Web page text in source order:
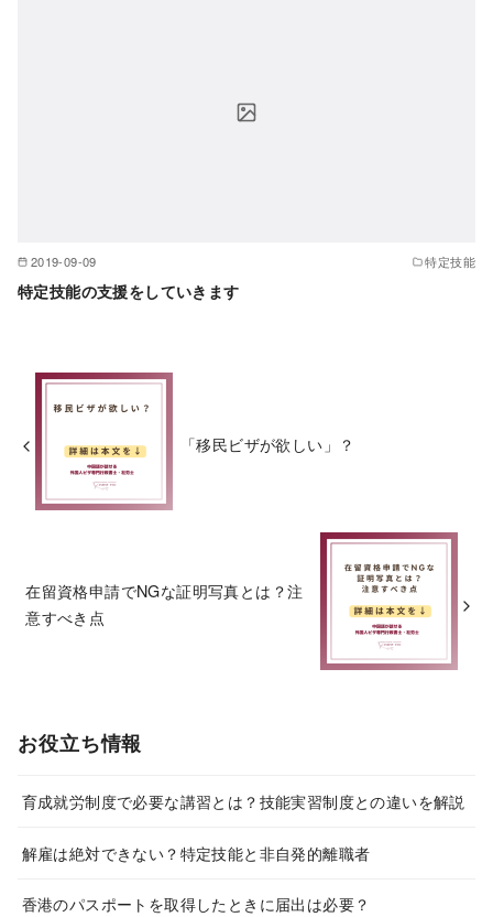
2019-09-09 特定技能
特定技能の支援をしていきます
「移民ビザが欲しい」？
在留資格申請でNGな証明写真とは？注
意すべき点
お役立ち情報
育成就労制度で必要な講習とは？技能実習制度との違いを解説
解雇は絶対できない？特定技能と非自発的離職者
香港のパスポートを取得したときに届出は必要？